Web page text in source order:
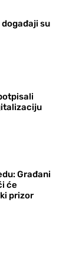
događaji su
Građani
će
prizor